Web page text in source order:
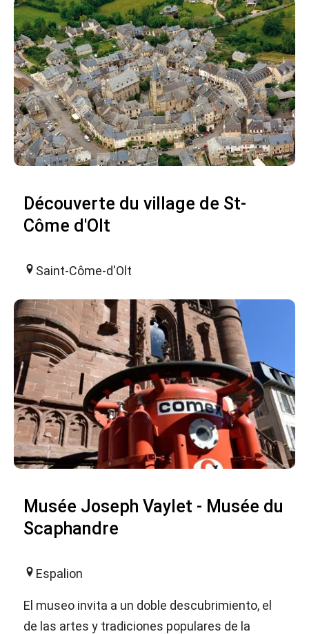
Découverte du village de St-
Côme d'Olt
Saint-Côme-d'Olt
Musée Joseph Vaylet - Musée du
Scaphandre
Espalion
El museo invita a un doble descubrimiento, el
de las artes y tradiciones populares de la